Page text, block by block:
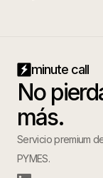
minute call
No
más.
Servicio premium
PYMES.